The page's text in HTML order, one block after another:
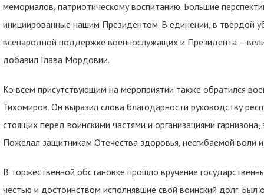
мемориалов, патриотическому воспитанию. Большие
инициированные нашим Президентом. В единении, в твердой
всенародной поддержке военнослужащих и Президента –
добавил Глава Мордовии.
Ко всем присутствующим на мероприятии также обратился
Тихомиров. Он выразил слова благодарности руководству
стоящих перед воинскими частями и организациями
Пожелал защитникам Отечества здоровья, несгибаемой воли
В торжественной обстановке прошло вручение
честью и достоинством исполнявшие свой воинский долг. Был